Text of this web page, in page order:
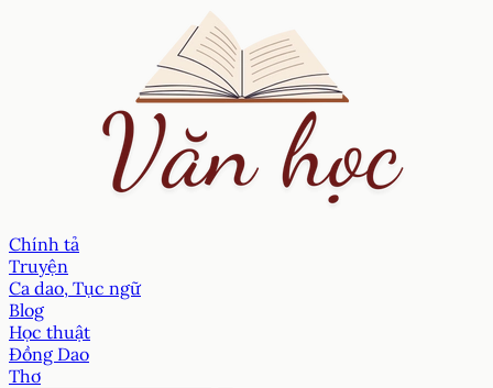
Chính tả
Truyện
Ca dao, Tục ngữ
Blog
Học thuật
Đồng Dao
Thơ